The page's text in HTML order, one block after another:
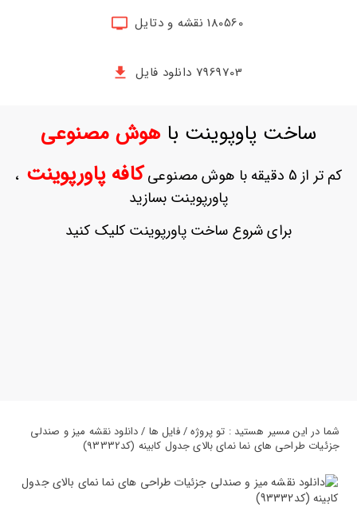
حساب
ثبت
بازیابی
180560 نقشه و دتایل
7969703 دانلود فایل
ساخت پاوپوینت باهوش مصنوعی
کم تر از 5 دقیقه با هوش مصنوعی کافه پاورپوینت ،
پاورپوینت بسازید
برای شروع ساخت پاورپوینت کلیک کنید
شما در این مسیر هستید : تو پروژه / فایل ها / دانلود نقشه میز و صندلی
جزئیات طراحی های نما نمای بالای جدول کابینه (کد93332)